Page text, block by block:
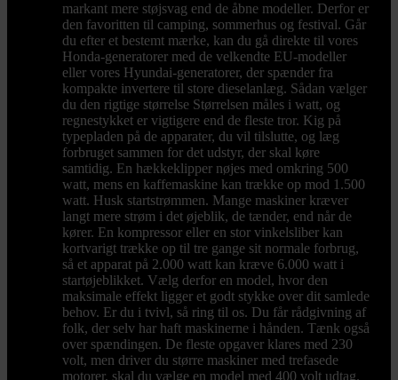
markant mere støjsvag end de åbne modeller. Derfor er
den favoritten til camping, sommerhus og festival. Går
du efter et bestemt mærke, kan du gå direkte til vores
Honda-generatorer med de velkendte EU-modeller
eller vores Hyundai-generatorer, der spænder fra
kompakte invertere til store dieselanlæg. Sådan vælger
du den rigtige størrelse Størrelsen måles i watt, og
regnestykket er vigtigere end de fleste tror. Kig på
typepladen på de apparater, du vil tilslutte, og læg
forbruget sammen for det udstyr, der skal køre
samtidig. En hækkeklipper nøjes med omkring 500
watt, mens en kaffemaskine kan trække op mod 1.500
watt. Husk startstrømmen. Mange maskiner kræver
langt mere strøm i det øjeblik, de tænder, end når de
kører. En kompressor eller en stor vinkelsliber kan
kortvarigt trække op til tre gange sit normale forbrug,
så et apparat på 2.000 watt kan kræve 6.000 watt i
startøjeblikket. Vælg derfor en model, hvor den
maksimale effekt ligger et godt stykke over dit samlede
behov. Er du i tvivl, så ring til os. Du får rådgivning af
folk, der selv har haft maskinerne i hånden. Tænk også
over spændingen. De fleste opgaver klares med 230
volt, men driver du større maskiner med trefasede
motorer, skal du vælge en model med 400 volt udtag.